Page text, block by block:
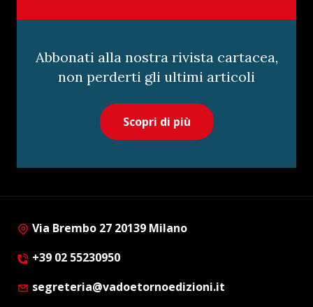
Abbonati alla nostra rivista cartacea,
non perderti gli ultimi articoli
Scopri di più
Via Brembo 27 20139 Milano
+39 02 55230950
segreteria@vadoetornoedizioni.it